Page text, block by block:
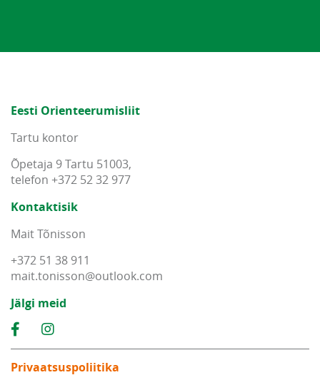
Eesti Orienteerumisliit
Tartu kontor
Õpetaja 9 Tartu 51003,
telefon +372 52 32 977
Kontaktisik
Mait Tõnisson
+372 51 38 911
mait.tonisson@outlook.com
Jälgi meid
Privaatsuspoliitika